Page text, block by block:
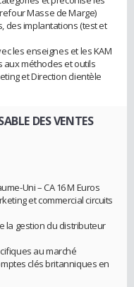
Masse de Marge)
des implantations (test et
les enseignes et les KAM
aux méthodes et outils
et Direction clientèle
DES VENTES
Uni – CA 16 M Euros
et commercial circuits
la gestion du distributeur
au marché
clés britanniques en